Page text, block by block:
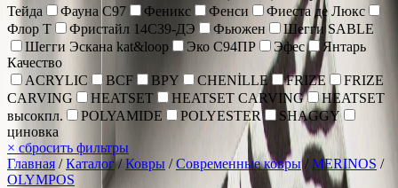
Тейда
Фауна С97 Феникс Фенси
Фиеста де Люкс
Флор Т
Фристайл 14С39-ДЭ Фьюжен
Шегги SABLE
Шегги Эскана kat&loop
Эко С94ПР Эфес
Янтарь
Качество
ACRYLIC
BCF BPY CHENİLLE FRIZE
FRIZE
CARVING
HEATSET HEATSET CARVING
HEATSET
высокпл.
POLYAMIDE POLYESTER
SHAGGY
циновка
× сбросить фильтры
Главная /Каталог/Ковры /Современные ковры/ MERINOS /
OLYMPOS